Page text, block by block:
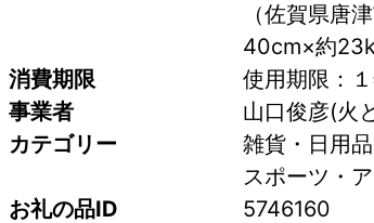
（佐賀県唐
40cm×約
消費期限
使用期限：
事業者
山口俊彦(火
カテゴリー
雑貨・日用
スポーツ・
お礼の品ID
5746160